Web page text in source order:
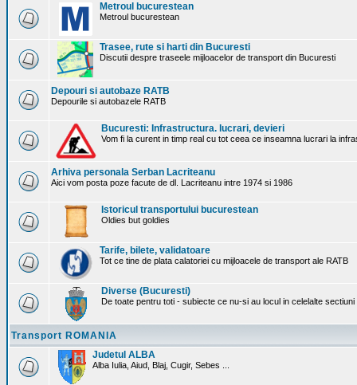
Metroul bucurestean
Metroul bucurestean
Trasee, rute si harti din Bucuresti
Discutii despre traseele mijloacelor de transport din Bucuresti
Depouri si autobaze RATB
Depourile si autobazele RATB
Bucuresti: Infrastructura. lucrari, devieri
Vom fi la curent in timp real cu tot ceea ce inseamna lucrari la
Arhiva personala Serban Lacriteanu
Aici vom posta poze facute de dl. Lacriteanu intre 1974 si 1986
Istoricul transportului bucurestean
Oldies but goldies
Tarife, bilete, validatoare
Tot ce tine de plata calatoriei cu mijloacele de transport ale RATB
Diverse (Bucuresti)
De toate pentru toti - subiecte ce nu-si au locul in celelalte
Transport ROMANIA
Judetul ALBA
Alba Iulia, Aiud, Blaj, Cugir, Sebes ...